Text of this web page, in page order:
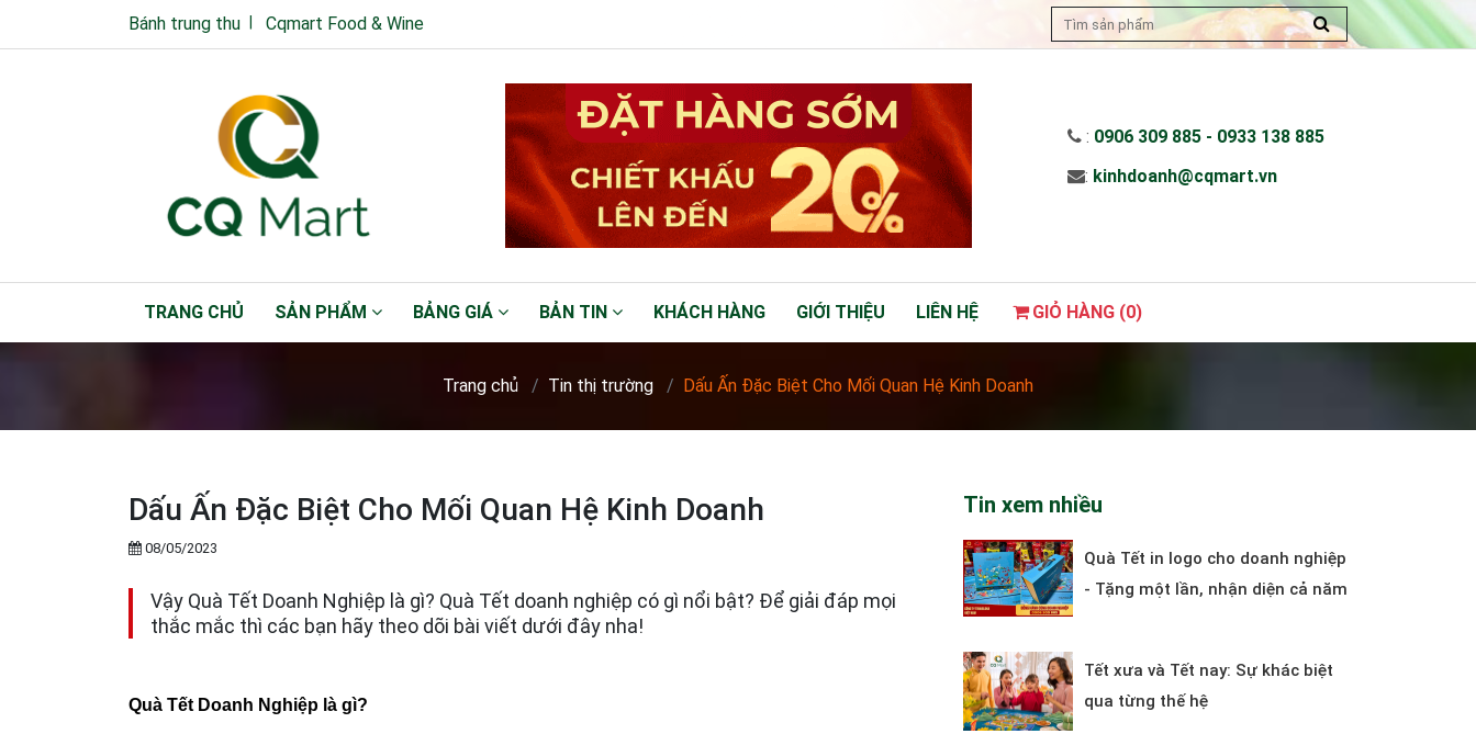
Bánh trung thu Cqmart Food & Wine
: 0906 309 885 - 0933 138 885
: kinhdoanh@cqmart.vn
TRANG CHỦ SẢN PHẨM BẢNG GIÁ BẢN TIN KHÁCH HÀNG GIỚI THIỆU LIÊN HỆ GIỎ HÀNG (0)
Trang chủ Tin thị trường Dấu Ấn Đặc Biệt Cho Mối Quan Hệ Kinh Doanh
Dấu Ấn Đặc Biệt Cho Mối Quan Hệ Kinh Doanh
08/05/2023
Vậy Quà Tết Doanh Nghiệp là gì? Quà Tết doanh nghiệp có gì nổi bật? Để giải đáp mọi
thắc mắc thì các bạn hãy theo dõi bài viết dưới đây nha!
Quà Tết Doanh Nghiệp là gì?
Tin xem nhiều
Quà Tết in logo cho doanh nghiệp
- Tặng một lần, nhận diện cả năm
Tết xưa và Tết nay: Sự khác biệt
qua từng thế hệ